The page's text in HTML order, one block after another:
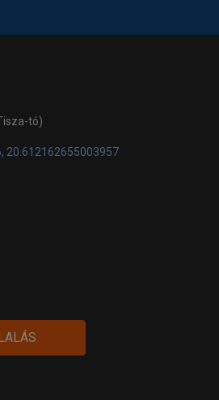
tó)
20.612162655003957